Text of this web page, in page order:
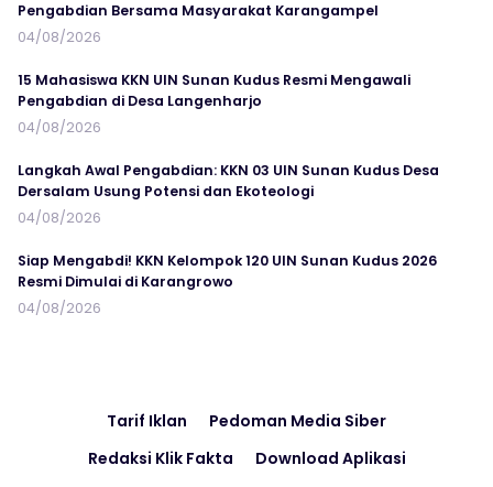
Pengabdian Bersama Masyarakat Karangampel
04/08/2026
15 Mahasiswa KKN UIN Sunan Kudus Resmi Mengawali
Pengabdian di Desa Langenharjo
04/08/2026
Langkah Awal Pengabdian: KKN 03 UIN Sunan Kudus Desa
Dersalam Usung Potensi dan Ekoteologi
04/08/2026
Siap Mengabdi! KKN Kelompok 120 UIN Sunan Kudus 2026
Resmi Dimulai di Karangrowo
04/08/2026
Tarif Iklan
Pedoman Media Siber
Redaksi Klik Fakta
Download Aplikasi